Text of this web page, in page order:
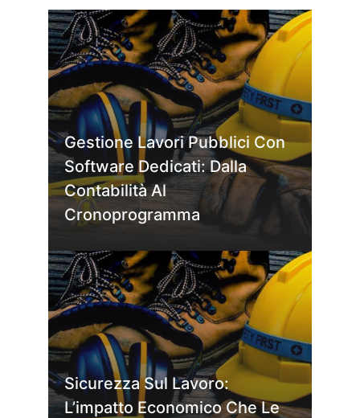
Gestione Lavori Pubblici Con
Software Dedicati: Dalla
Contabilità Al
Cronoprogramma
Sicurezza Sul Lavoro:
L’impatto Economico Che Le